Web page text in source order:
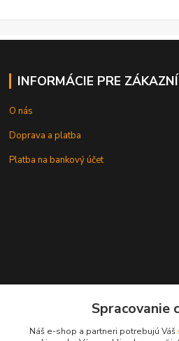
INFORMÁCIE PRE
O nás
Doprava a platba
Platba na bankový účet
leksunsro@gmail.com
Spracovanie
Náš e-shop a partneri potrebujú Váš